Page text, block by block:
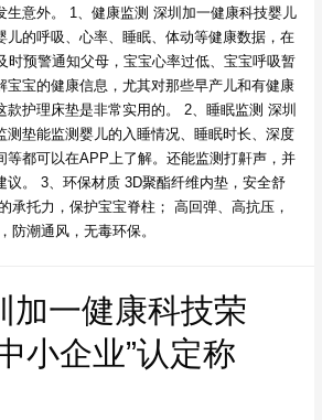
生意外。 1、健康监测 深圳加一健康科技婴儿
儿的呼吸、心率、睡眠、体动等健康数据，在
时预警通知父母，宝宝心率过低、宝宝呼吸暂
宝的健康信息，尤其对那些早产儿和有健康
款护理床垫是非常实用的。 2、睡眠监测 深圳
测垫能监测婴儿的入睡情况、睡眠时长、深度
等都可以在APP上了解。还能监测打鼾声，并
议。 3、环保材质​ 3D聚酯纤维内垫，安全舒
承托力，保护宝宝脊柱； 高回弹、高抗压，
防潮通风，无毒环保。
加一健康科技荣
小企业”认定称